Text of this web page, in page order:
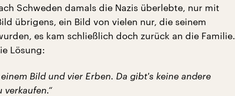
Schweden damals die Nazis überlebte, nur mit
übrigens, ein Bild von vielen nur, die seinem
es kam schließlich doch zurück an die Familie.
Lösung:
Bild und vier Erben. Da gibt's keine andere
verkaufen.“